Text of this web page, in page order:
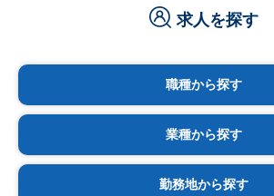
求人を探す
職種から探す
業種から探す
勤務地から探す